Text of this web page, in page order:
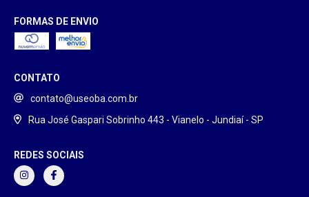
FORMAS DE ENVIO
CONTATO
contato@useoba.com.br
Rua José Gaspari Sobrinho 443 - Vianelo - Jundiaí - SP
REDES SOCIAIS